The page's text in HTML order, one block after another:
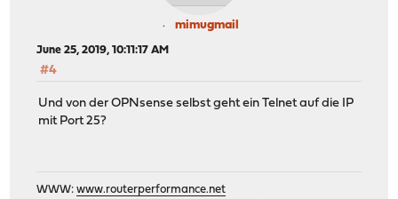
mimugmail
June 25, 2019, 10:11:17 AM
#4
Und von der OPNsense selbst geht ein Telnet auf die IP
mit Port 25?
WWW:www.routerperformance.net